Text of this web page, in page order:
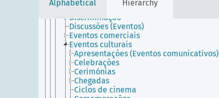
Alphabetical Hierarchy
Desportos
Discriminação
Discussões (Eventos)
Eventos comerciais
Eventos culturais
Apresentações (Eventos comunicativos)
Celebrações
Cerimónias
Chegadas
Ciclos de cinema